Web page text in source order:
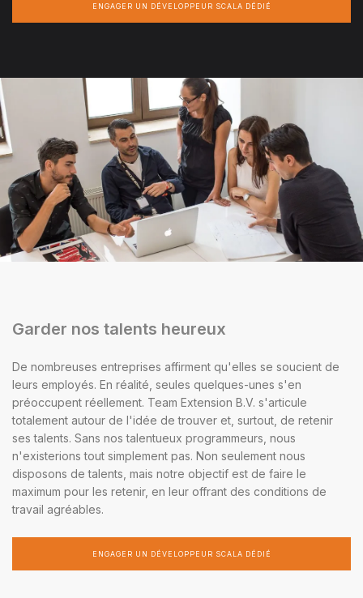
ENGAGER UN DÉVELOPPEUR SCALA DÉDIÉ
Garder nos talents heureux
De nombreuses entreprises affirment qu'elles se soucient de
leurs employés. En réalité, seules quelques-unes s'en
préoccupent réellement. Team Extension B.V. s'articule
totalement autour de l'idée de trouver et, surtout, de retenir
ses talents. Sans nos talentueux programmeurs, nous
n'existerions tout simplement pas. Non seulement nous
disposons de talents, mais notre objectif est de faire le
maximum pour les retenir, en leur offrant des conditions de
travail agréables.
ENGAGER UN DÉVELOPPEUR SCALA DÉDIÉ